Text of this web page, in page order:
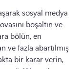
sosyal medya
boşaltın ve
bölün, en
ve fazla abartılmış
bir karar verin,